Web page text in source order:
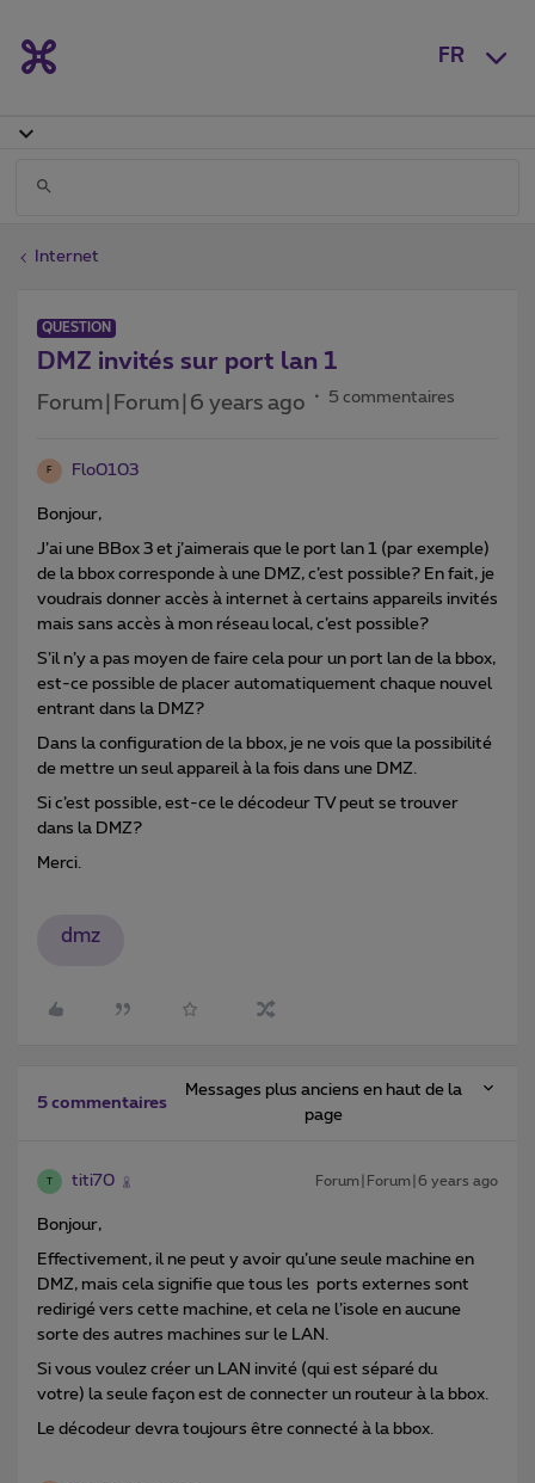
FR
Internet
QUESTION
DMZ invités sur port lan 1
Forum|Forum|6 years ago 5 commentaires
F Flo0103
Bonjour,
J’ai une BBox 3 et j’aimerais que le port lan 1 (par exemple)
de la bbox corresponde à une DMZ, c’est possible? En fait, je
voudrais donner accès à internet à certains appareils invités
mais sans accès à mon réseau local, c’est possible?
S’il n’y a pas moyen de faire cela pour un port lan de la bbox,
est-ce possible de placer automatiquement chaque nouvel
entrant dans la DMZ?
Dans la configuration de la bbox, je ne vois que la possibilité
de mettre un seul appareil à la fois dans une DMZ.
Si c’est possible, est-ce le décodeur TV peut se trouver
dans la DMZ?
Merci.
dmz
5 commentaires
Messages plus anciens en haut de la
page
T titi70 Forum|Forum|6 years ago
Bonjour,
Effectivement, il ne peut y avoir qu’une seule machine en
DMZ, mais cela signifie que tous les ports externes sont
redirigé vers cette machine, et cela ne l’isole en aucune
sorte des autres machines sur le LAN.
Si vous voulez créer un LAN invité (qui est séparé du
votre) la seule façon est de connecter un routeur à la bbox.
Le décodeur devra toujours être connecté à la bbox.